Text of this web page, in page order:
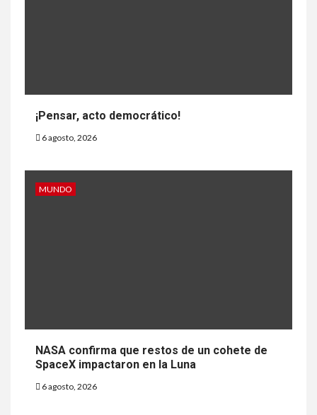
¡Pensar, acto democrático!
6 agosto, 2026
MUNDO
NASA confirma que restos de un cohete de
SpaceX impactaron en la Luna
6 agosto, 2026